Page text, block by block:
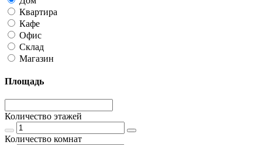
Квартира
Кафе
Офис
Склад
Магазин
Площадь
Количество этажей
Количество комнат